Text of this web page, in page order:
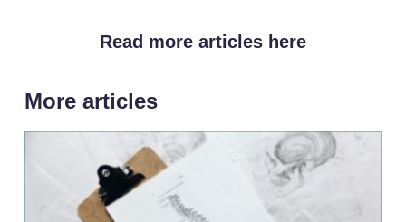
Read more articles here
More articles